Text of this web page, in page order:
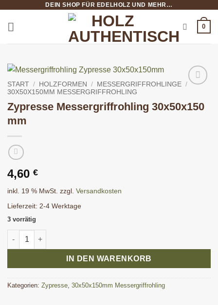
springen
DEIN SHOP FÜR EDELHOLZ UND MEHR…
0
START / HOLZFORMEN / MESSERGRIFFROHLINGE /
30X50X150MM MESSERGRIFFROHLING
Zypresse Messergriffrohling 30x50x150
mm
4,60 €
inkl. 19 % MwSt. zzgl. Versandkosten
Lieferzeit: 2-4 Werktage
3 vorrätig
Zypresse Messergriffrohling 30x50x150 mm Menge
IN DEN WARENKORB
Kategorien: Zypresse, 30x50x150mm Messergriffrohling